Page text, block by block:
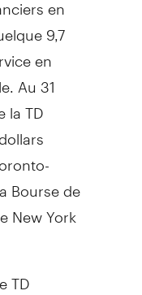
9,7
en
Au 31
la TD
Bourse de
New York
TD